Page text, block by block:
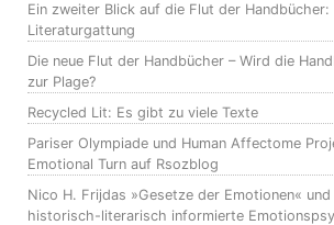
Ein zweiter Blick auf die Flut der Handbücher:
Literaturgattung
Die neue Flut der Handbücher – Wird die
zur Plage?
Recycled Lit: Es gibt zu viele Texte
Pariser Olympiade und Human Affectome
Emotional Turn auf Rsozblog
Nico H. Frijdas »Gesetze der Emotionen«
historisch-literarisch informierte